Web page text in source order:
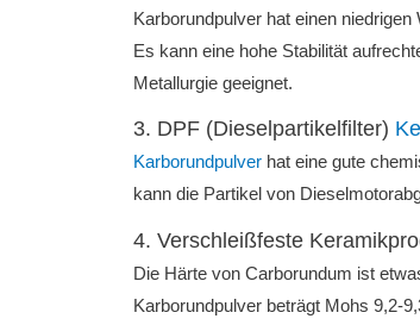
Karborundpulver hat einen
Es kann eine hohe Stabilität
Metallurgie geeignet.
3. DPF (Dieselpartikelfilter)
Karborundpulver hat eine gute
kann die Partikel von
4. Verschleißfeste
Die Härte von Carborundum ist
Karborundpulver beträgt Mohs 9,2-